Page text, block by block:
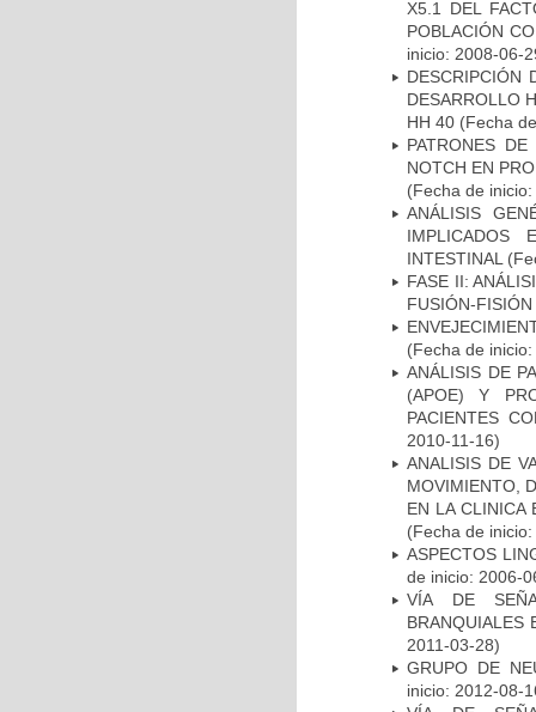
X5.1 DEL
POBLACIÓN
inicio: 2008-06-
DESCRIPCIÓN
DESARROLLO
HH 40 (Fecha
PATRONES
NOTCH EN
(Fecha de
ANÁLISIS
IMPLICADOS
INTESTINAL
FASE II:
FUSIÓN-
(Fecha de
ANÁLISIS DE
(APOE) Y
PACIENTES
2010-11-16)
ANALISIS DE
MOVIMIENTO,
EN LA CLINICA
(Fecha de
ASPECTOS
de inicio: 2006-
VÍA DE
BRANQUIALES
2011-03-28)
GRUPO DE
inicio: 2012-08-